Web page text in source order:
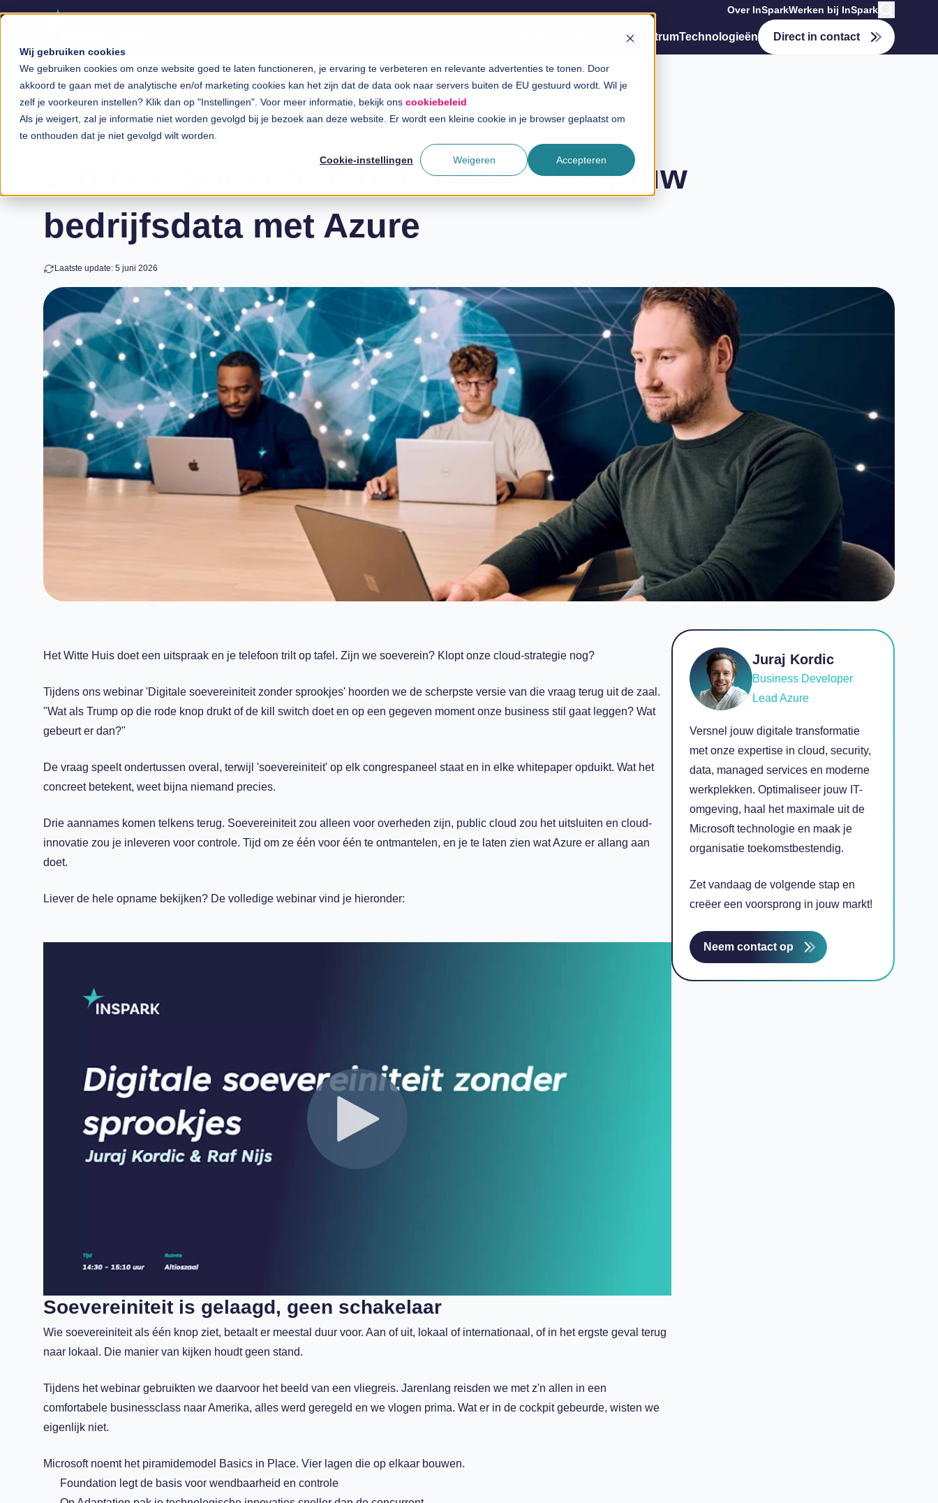
Wij gebruiken cookies
We gebruiken cookies om onze website goed te laten functioneren, je ervaring te verbeteren en relevante advertenties te tonen. Door
akkoord te gaan met de analytische en/of marketing cookies kan het zijn dat de data ook naar servers buiten de EU gestuurd wordt. Wil je
zelf je voorkeuren instellen? Klik dan op "Instellingen". Voor meer informatie, bekijk ons cookiebeleid
Als je weigert, zal je informatie niet worden gevolgd bij je bezoek aan deze website. Er wordt een kleine cookie in je browser geplaatst om
te onthouden dat je niet gevolgd wilt worden.
Cookie-instellingen Accepteren
Weigeren
Over InSparkWerken bij InSpark
InSpiratiecentrumTechnologieën Direct in contact
Blog
Digitale Soevereiniteit: bescherm jouw
bedrijfsdata met Azure
Laatste update: 5 juni 2026
Het Witte Huis doet een uitspraak en je telefoon trilt op tafel. Zijn we soeverein? Klopt onze cloud-strategie nog?
Tijdens ons webinar 'Digitale soevereiniteit zonder sprookjes' hoorden we de scherpste versie van die vraag terug uit de zaal.
"Wat als Trump op die rode knop drukt of de kill switch doet en op een gegeven moment onze business stil gaat leggen? Wat
gebeurt er dan?"
De vraag speelt ondertussen overal, terwijl 'soevereiniteit' op elk congrespaneel staat en in elke whitepaper opduikt. Wat het
concreet betekent, weet bijna niemand precies.
Drie aannames komen telkens terug. Soevereiniteit zou alleen voor overheden zijn, public cloud zou het uitsluiten en cloud-
innovatie zou je inleveren voor controle. Tijd om ze één voor één te ontmantelen, en je te laten zien wat Azure er allang aan
doet.
Liever de hele opname bekijken? De volledige webinar vind je hieronder:
Soevereiniteit is gelaagd, geen schakelaar
Wie soevereiniteit als één knop ziet, betaalt er meestal duur voor. Aan of uit, lokaal of internationaal, of in het ergste geval terug
naar lokaal. Die manier van kijken houdt geen stand.
Tijdens het webinar gebruikten we daarvoor het beeld van een vliegreis. Jarenlang reisden we met z'n allen in een
comfortabele businessclass naar Amerika, alles werd geregeld en we vlogen prima. Wat er in de cockpit gebeurde, wisten we
eigenlijk niet.
Microsoft noemt het piramidemodel Basics in Place. Vier lagen die op elkaar bouwen.
Foundation legt de basis voor wendbaarheid en controle
Juraj Kordic
Business Developer
Lead Azure
Versnel jouw digitale transformatie
met onze expertise in cloud, security,
data, managed services en moderne
werkplekken. Optimaliseer jouw IT-
omgeving, haal het maximale uit de
Microsoft technologie en maak je
organisatie toekomstbestendig.
Zet vandaag de volgende stap en
creëer een voorsprong in jouw markt!
Neem contact op